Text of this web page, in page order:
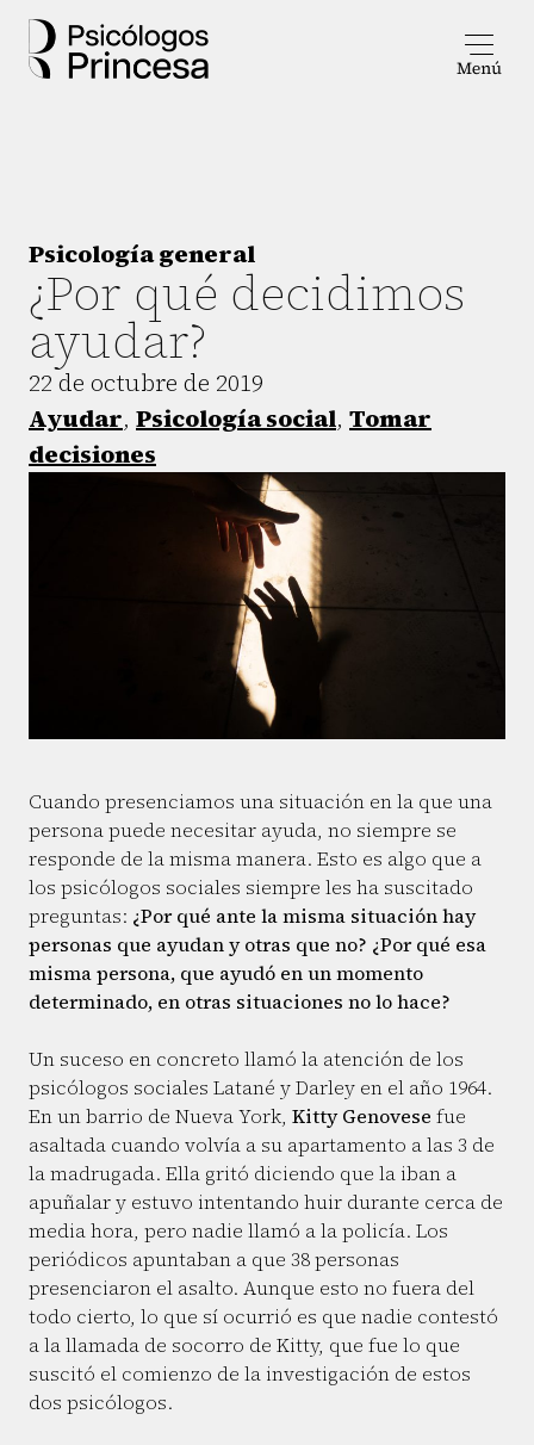
Psicología general
¿Por qué decidimos
ayudar?
22 de octubre de 2019
Ayudar, Psicología social, Tomar
decisiones
Cuando presenciamos una situación en la que una
persona puede necesitar ayuda, no siempre se
responde de la misma manera. Esto es algo que a
los psicólogos sociales siempre les ha suscitado
preguntas: ¿Por qué ante la misma situación hay
personas que ayudan y otras que no? ¿Por qué esa
misma persona, que ayudó en un momento
determinado, en otras situaciones no lo hace?
Un suceso en concreto llamó la atención de los
psicólogos sociales Latané y Darley en el año 1964.
En un barrio de Nueva York, Kitty Genovese fue
asaltada cuando volvía a su apartamento a las 3 de
la madrugada. Ella gritó diciendo que la iban a
apuñalar y estuvo intentando huir durante cerca de
media hora, pero nadie llamó a la policía. Los
periódicos apuntaban a que 38 personas
presenciaron el asalto. Aunque esto no fuera del
todo cierto, lo que sí ocurrió es que nadie contestó
a la llamada de socorro de Kitty, que fue lo que
suscitó el comienzo de la investigación de estos
dos psicólogos.